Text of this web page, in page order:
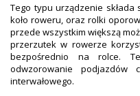
Tego typu urządzenie
koło roweru, oraz rolki
przede wszystkim większą
przerzutek w rowerze
bezpośrednio na rolce.
odwzorowanie podjazdów
interwałowego.